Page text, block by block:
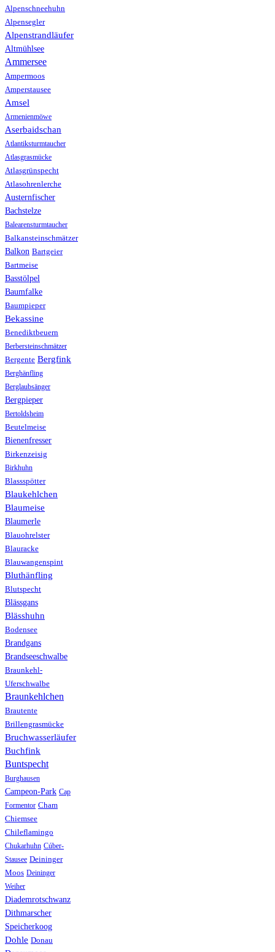
Alpenschneehuhn
Alpensegler
Alpenstrandläufer
Altmühlsee
Ammersee
Ampermoos
Amperstausee
Amsel
Armenienmöwe
Aserbaidschan
Atlantiksturmtaucher
Atlasgrasmücke
Atlasgrünspecht
Atlasohrenlerche
Austernfischer
Bachstelze
Balearensturmtaucher
Balkansteinschmätzer
Balkon Bartgeier
Bartmeise
Basstölpel
Baumfalke
Baumpieper
Bekassine
Benediktbeuern
Berbersteinschmätzer
Bergente Bergfink
Berghänfling
Berglaubsänger
Bergpieper
Bertoldsheim
Beutelmeise
Bienenfresser
Birkenzeisig
Birkhuhn
Blassspötter
Blaukehlchen
Blaumeise
Blaumerle
Blauohrelster
Blauracke
Blauwangenspint
Bluthänfling
Blutspecht
Blässgans
Blässhuhn
Bodensee
Brandgans
Brandseeschwalbe
Braunkehl-
Uferschwalbe
Braunkehlchen
Brautente
Brillengrasmücke
Bruchwasserläufer
Buchfink
Buntspecht
Burghausen
Campeon-Park Cap
Formentor Cham
Chiemsee
Chileflamingo
Chukarhuhn Cúber-
Stausee Deininger
Moos Deininger
Weiher
Diademrotschwanz
Dithmarscher
Speicherkoog
Dohle Donau